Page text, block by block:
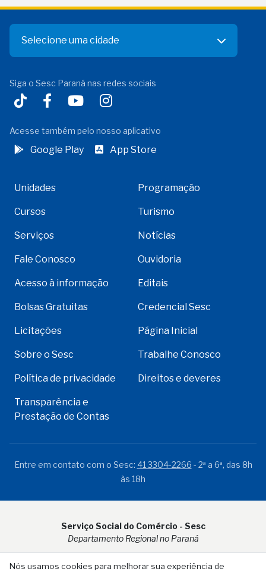
Nós usamos cookies para melhorar sua experiência de
Selecione uma cidade
Siga o Sesc Paraná nas redes sociais
Acesse também pelo nosso aplicativo
Google Play App Store
Unidades Programação
Cursos Turismo
Serviços Notícias
Fale Conosco Ouvidoria
Acesso à informação Editais
Bolsas Gratuitas Credencial Sesc
Licitações Página Inicial
Sobre o Sesc Trabalhe Conosco
Política de privacidade Direitos e deveres
Transparência e
Prestação de Contas
Entre em contato com o Sesc: 41 3304-2266 - 2ª a 6ª, das 8h
às 18h
Serviço Social do Comércio - Sesc
Departamento Regional no Paraná
Rua Visconde do Rio Branco, 931 - CEP 80.410-001 - Curitiba -
PR